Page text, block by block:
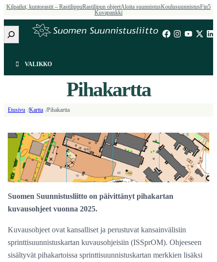
Kilpailut, kuntorastit – RastilippuRastilipun ohjeetAloita suunnistusKoulusuunnistusFin5
Kuvapankki
Etsi
VALIKKO
Pihakartta
Etusivu /Kartta /Pihakartta
Suomen Suunnistusliitto on päivittänyt pihakartan
kuvausohjeet vuonna 2025.
Kuvausohjeet ovat kansalliset ja perustuvat kansainvälisiin
sprinttisuunnistuskartan kuvausohjeisiin (ISSprOM). Ohjeeseen
sisältyvät pihakartoissa sprinttisuunnistuskartan merkkien lisäksi